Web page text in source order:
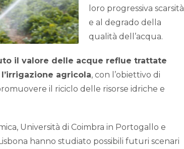
loro progressiva scarsità
e al degrado della
qualità dell’acqua.
il valore delle acque reflue trattate
agricola, con l’obiettivo di
il riciclo delle risorse idriche e
Università di Coimbra in Portogallo e
hanno studiato possibili futuri scenari